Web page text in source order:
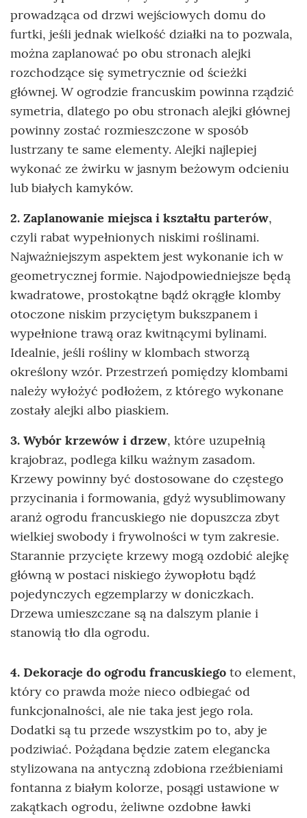
prowadząca od drzwi wejściowych domu do
furtki, jeśli jednak wielkość działki na to pozwala,
można zaplanować po obu stronach alejki
rozchodzące się symetrycznie od ścieżki
głównej. W ogrodzie francuskim powinna rządzić
symetria, dlatego po obu stronach alejki głównej
powinny zostać rozmieszczone w sposób
lustrzany te same elementy. Alejki najlepiej
wykonać ze żwirku w jasnym beżowym odcieniu
lub białych kamyków.
2. Zaplanowanie miejsca i kształtu parterów,
czyli rabat wypełnionych niskimi roślinami.
Najważniejszym aspektem jest wykonanie ich w
geometrycznej formie. Najodpowiedniejsze będą
kwadratowe, prostokątne bądź okrągłe klomby
otoczone niskim przyciętym bukszpanem i
wypełnione trawą oraz kwitnącymi bylinami.
Idealnie, jeśli rośliny w klombach stworzą
określony wzór. Przestrzeń pomiędzy klombami
należy wyłożyć podłożem, z którego wykonane
zostały alejki albo piaskiem.
3. Wybór krzewów i drzew, które uzupełnią
krajobraz, podlega kilku ważnym zasadom.
Krzewy powinny być dostosowane do częstego
przycinania i formowania, gdyż wysublimowany
aranż ogrodu francuskiego nie dopuszcza zbyt
wielkiej swobody i frywolności w tym zakresie.
Starannie przycięte krzewy mogą ozdobić alejkę
główną w postaci niskiego żywopłotu bądź
pojedynczych egzemplarzy w doniczkach.
Drzewa umieszczane są na dalszym planie i
stanowią tło dla ogrodu.
4. Dekoracje do ogrodu francuskiego to element,
który co prawda może nieco odbiegać od
funkcjonalności, ale nie taka jest jego rola.
Dodatki są tu przede wszystkim po to, aby je
podziwiać. Pożądana będzie zatem elegancka
stylizowana na antyczną zdobiona rzeźbieniami
fontanna z białym kolorze, posągi ustawione w
zakątkach ogrodu, żeliwne ozdobne ławki